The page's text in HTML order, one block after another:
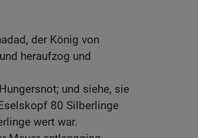
der König von
heraufzog und
und siehe, sie
80 Silberlinge
wert war.